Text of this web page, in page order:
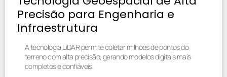
Precisão para Engenharia e
Infraestrutura
A tecnologia LiDAR permite coletar milhões de pontos do
terreno com alta precisão, gerando modelos digitais mais
completos e confiáveis.